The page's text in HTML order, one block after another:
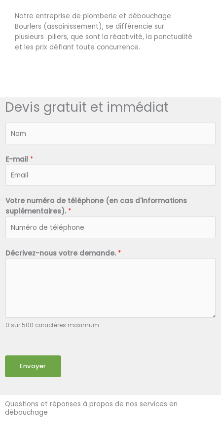
Notre entreprise de plomberie et débouchage
Bourlers (assainissement), se différencie sur
plusieurs piliers, que sont la réactivité, la ponctualité
et les prix défiant toute concurrence.
Devis gratuit et immédiat
*
E-mail *
Votre numéro de téléphone (en cas d'informations
suplémentaires). *
Décrivez-nous votre demande. *
0 sur 500 caractères maximum.
Envoyer
Questions et réponses à propos de nos services en
débouchage